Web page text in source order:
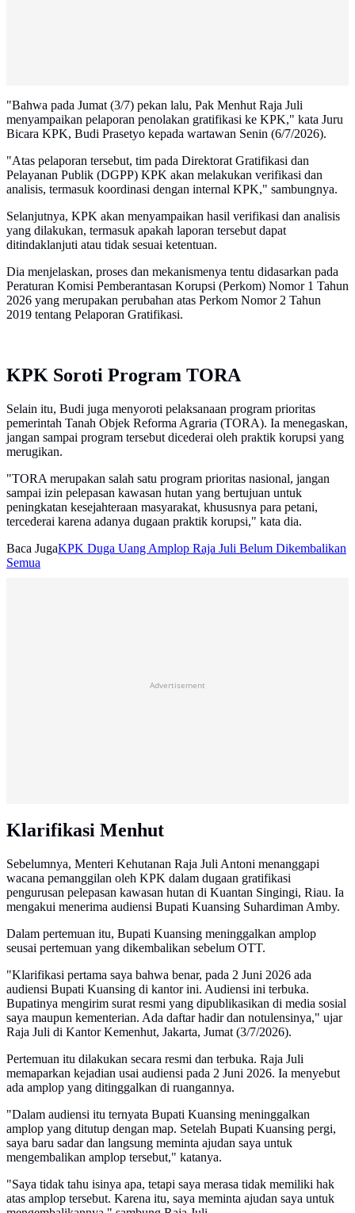
"Bahwa pada Jumat (3/7) pekan lalu, Pak Menhut Raja Juli
menyampaikan pelaporan penolakan gratifikasi ke KPK," kata Juru
Bicara KPK, Budi Prasetyo kepada wartawan Senin (6/7/2026).
"Atas pelaporan tersebut, tim pada Direktorat Gratifikasi dan
Pelayanan Publik (DGPP) KPK akan melakukan verifikasi dan
analisis, termasuk koordinasi dengan internal KPK," sambungnya.
Selanjutnya, KPK akan menyampaikan hasil verifikasi dan analisis
yang dilakukan, termasuk apakah laporan tersebut dapat
ditindaklanjuti atau tidak sesuai ketentuan.
Dia menjelaskan, proses dan mekanismenya tentu didasarkan pada
Peraturan Komisi Pemberantasan Korupsi (Perkom) Nomor 1 Tahun
2026 yang merupakan perubahan atas Perkom Nomor 2 Tahun
2019 tentang Pelaporan Gratifikasi.
KPK Soroti Program TORA
Selain itu, Budi juga menyoroti pelaksanaan program prioritas
pemerintah Tanah Objek Reforma Agraria (TORA). Ia menegaskan,
jangan sampai program tersebut dicederai oleh praktik korupsi yang
merugikan.
"TORA merupakan salah satu program prioritas nasional, jangan
sampai izin pelepasan kawasan hutan yang bertujuan untuk
peningkatan kesejahteraan masyarakat, khususnya para petani,
tercederai karena adanya dugaan praktik korupsi," kata dia.
Baca JugaKPK Duga Uang Amplop Raja Juli Belum Dikembalikan
Semua
Advertisement
Klarifikasi Menhut
Sebelumnya, Menteri Kehutanan Raja Juli Antoni menanggapi
wacana pemanggilan oleh KPK dalam dugaan gratifikasi
pengurusan pelepasan kawasan hutan di Kuantan Singingi, Riau. Ia
mengakui menerima audiensi Bupati Kuansing Suhardiman Amby.
Dalam pertemuan itu, Bupati Kuansing meninggalkan amplop
seusai pertemuan yang dikembalikan sebelum OTT.
"Klarifikasi pertama saya bahwa benar, pada 2 Juni 2026 ada
audiensi Bupati Kuansing di kantor ini. Audiensi ini terbuka.
Bupatinya mengirim surat resmi yang dipublikasikan di media sosial
saya maupun kementerian. Ada daftar hadir dan notulensinya," ujar
Raja Juli di Kantor Kemenhut, Jakarta, Jumat (3/7/2026).
Pertemuan itu dilakukan secara resmi dan terbuka. Raja Juli
memaparkan kejadian usai audiensi pada 2 Juni 2026. Ia menyebut
ada amplop yang ditinggalkan di ruangannya.
"Dalam audiensi itu ternyata Bupati Kuansing meninggalkan
amplop yang ditutup dengan map. Setelah Bupati Kuansing pergi,
saya baru sadar dan langsung meminta ajudan saya untuk
mengembalikan amplop tersebut," katanya.
"Saya tidak tahu isinya apa, tetapi saya merasa tidak memiliki hak
atas amplop tersebut. Karena itu, saya meminta ajudan saya untuk